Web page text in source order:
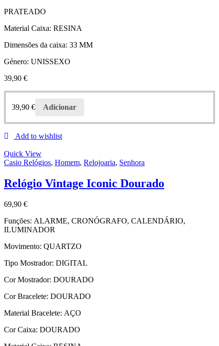
PRATEADO
Material Caixa: RESINA
Dimensões da caixa: 33 MM
Género: UNISSEXO
39,90 €
39,90 € Adicionar
Add to wishlist
Quick View
Casio Relógios, Homem, Relojoaria, Senhora
Relógio Vintage Iconic Dourado
69,90 €
Funções: ALARME, CRONÓGRAFO, CALENDÁRIO,
ILUMINADOR
Movimento: QUARTZO
Tipo Mostrador: DIGITAL
Cor Mostrador: DOURADO
Cor Bracelete: DOURADO
Material Bracelete: AÇO
Cor Caixa: DOURADO